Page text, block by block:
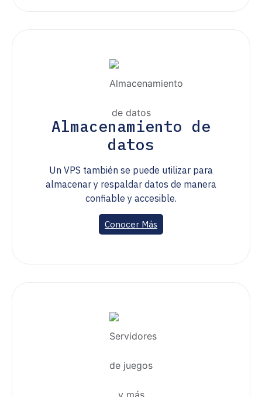
Almacenamiento de
datos
Un VPS también se puede utilizar para
almacenar y respaldar datos de manera
confiable y accesible.
Conocer Más